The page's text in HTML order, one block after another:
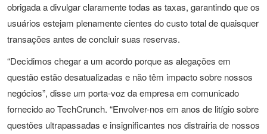
obrigada a divulgar claramente todas as taxas, garantindo que os
usuários estejam plenamente cientes do custo total de quaisquer
transações antes de concluir suas reservas.
“Decidimos chegar a um acordo porque as alegações em
questão estão desatualizadas e não têm impacto sobre nossos
negócios”, disse um porta-voz da empresa em comunicado
fornecido ao TechCrunch. “Envolver-nos em anos de litígio sobre
questões ultrapassadas e insignificantes nos distrairia de nossos